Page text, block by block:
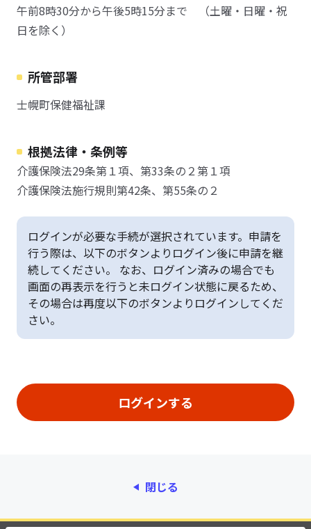
午前8時30分から午後5時15分まで （土曜・日曜・祝
日を除く）
所管部署
士幌町保健福祉課
根拠法律・条例等
介護保険法29条第１項、第33条の２第１項
介護保険法施行規則第42条、第55条の２
ログインが必要な手続が選択されています。申請を
行う際は、以下のボタンよりログイン後に申請を継
続してください。 なお、ログイン済みの場合でも
画面の再表示を行うと未ログイン状態に戻るため、
その場合は再度以下のボタンよりログインしてくだ
さい。
閉じる